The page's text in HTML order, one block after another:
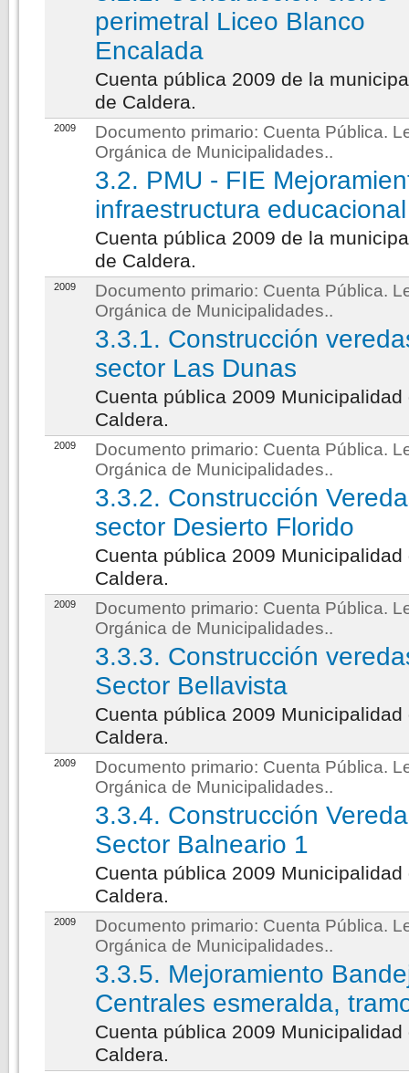
perimetral Liceo Blanco
Encalada
Cuenta pública 2009 de la
de Caldera.
2009 Documento primario: Cuenta Pública.
Orgánica de Municipalidades..
3.2. PMU - FIE
infraestructura educacional
Cuenta pública 2009 de la
de Caldera.
2009 Documento primario: Cuenta Pública.
Orgánica de Municipalidades..
3.3.1. Construcción
sector Las Dunas
Cuenta pública 2009 Municipalidad
Caldera.
2009 Documento primario: Cuenta Pública.
Orgánica de Municipalidades..
3.3.2. Construcción
sector Desierto Florido
Cuenta pública 2009 Municipalidad
Caldera.
2009 Documento primario: Cuenta Pública.
Orgánica de Municipalidades..
3.3.3. Construcción
Sector Bellavista
Cuenta pública 2009 Municipalidad
Caldera.
2009 Documento primario: Cuenta Pública.
Orgánica de Municipalidades..
3.3.4. Construcción
Sector Balneario 1
Cuenta pública 2009 Municipalidad
Caldera.
2009 Documento primario: Cuenta Pública.
Orgánica de Municipalidades..
3.3.5. Mejoramiento
Centrales esmeralda,
Cuenta pública 2009 Municipalidad
Caldera.